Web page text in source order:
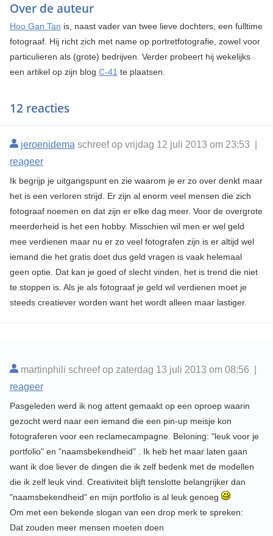
Over de auteur
Hoo Gan Tan is, naast vader van twee lieve dochters, een fulltime
fotograaf. Hij richt zich met name op portretfotografie, zowel voor
particulieren als (grote) bedrijven. Verder probeert hij wekelijks
een artikel op zijn blog C-41 te plaatsen.
12 reacties
jeroenidemaschreef op vrijdag 12 juli 2013 om 23:53 |
reageer
Ik begrijp je uitgangspunt en zie waarom je er zo over denkt maar
het is een verloren strijd. Er zijn al enorm veel mensen die zich
fotograaf noemen en dat zijn er elke dag meer. Voor de overgrote
meerderheid is het een hobby. Misschien wil men er wel geld
mee verdienen maar nu er zo veel fotografen zijn is er altijd wel
iemand die het gratis doet dus geld vragen is vaak helemaal
geen optie. Dat kan je goed of slecht vinden, het is trend die niet
te stoppen is. Als je als fotograaf je geld wil verdienen moet je
steeds creatiever worden want het wordt alleen maar lastiger.
martinphili schreef op zaterdag 13 juli 2013 om 08:56 |
reageer
Pasgeleden werd ik nog attent gemaakt op een oproep waarin
gezocht werd naar een iemand die een pin-up meisje kon
fotograferen voor een reclamecampagne. Beloning: "leuk voor je
portfolio" en "naamsbekendheid" . Ik heb het maar laten gaan
want ik doe liever de dingen die ik zelf bedenk met de modellen
die ik zelf leuk vind. Creativiteit blijft tenslotte belangrijker dan
"naamsbekendheid" en mijn portfolio is al leuk genoeg
Om met een bekende slogan van een drop merk te spreken:
Dat zouden meer mensen moeten doen